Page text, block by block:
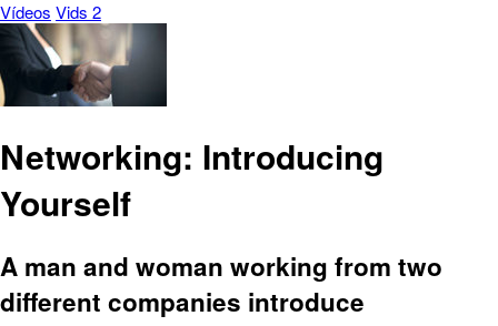
Vídeos Vids 2
Networking: Introducing
Yourself
A man and woman working from two
different companies introduce